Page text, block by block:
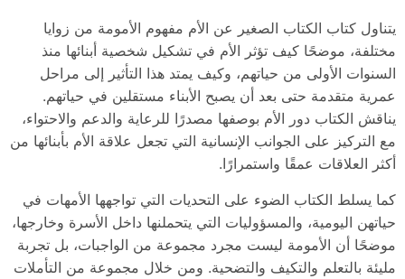
يتناول كتاب الكتاب الصغير عن الأم مفهوم الأمومة من زوايا
مختلفة، موضحًا كيف تؤثر الأم في تشكيل شخصية أبنائها منذ
السنوات الأولى من حياتهم، وكيف يمتد هذا التأثير إلى مراحل
عمرية متقدمة حتى بعد أن يصبح الأبناء مستقلين في حياتهم.
يناقش الكتاب دور الأم بوصفها مصدرًا للرعاية والدعم والاحتواء،
مع التركيز على الجوانب الإنسانية التي تجعل علاقة الأم بأبنائها من
أكثر العلاقات عمقًا واستمرارًا.
كما يسلط الكتاب الضوء على التحديات التي تواجهها الأمهات في
حياتهن اليومية، والمسؤوليات التي يتحملنها داخل الأسرة وخارجها،
موضحًا أن الأمومة ليست مجرد مجموعة من الواجبات، بل تجربة
مليئة بالتعلم والتكيف والتضحية. ومن خلال مجموعة من التأملات